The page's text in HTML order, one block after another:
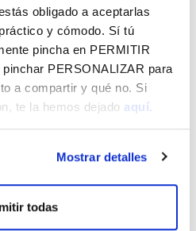
obligado a aceptarlas
y cómodo. Sí tú
pincha en PERMITIR
pinchar PERSONALIZAR para
a compartir y qué no. Si
te la hemos dejado aquí.
Mostrar detalles
todas
tipo de acciones orientadas a
y generación de una
la problemática, cara a
las mujeres y la implicación
Vital
colaborando con